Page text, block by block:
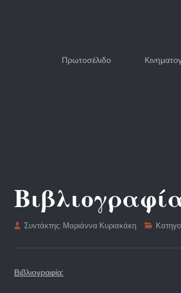
Πρωτοσέλιδο
Συντάκτης: Μαριάννα Κυριακάκη
Βιβλιογραφία: